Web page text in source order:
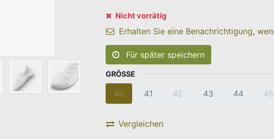
Nicht vorrätig
Erhalten Sie eine Benachrichtigung,
Für später speichern
GRÖSSE
40 41 42 43 44 45
Vergleichen